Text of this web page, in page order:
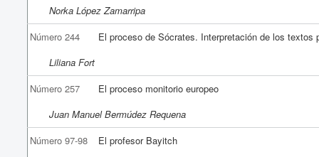
Norka López Zamarripa
Número 244
El proceso de Sócrates. Interpretación de los textos
Liliana Fort
Número 257
El proceso monitorio europeo
Juan Manuel Bermúdez Requena
Número 97-98
El profesor Bayitch